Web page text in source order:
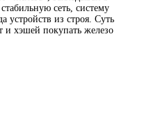
сеть, систему
устройств из строя. Суть
и хэшей покупать железо